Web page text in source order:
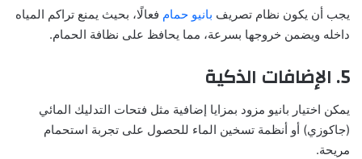
يجب أن يكون نظام تصريف بانيو حمام فعالًا، بحيث يمنع تراكم المياه
داخله ويضمن خروجها بسرعة، مما يحافظ على نظافة الحمام.
5. الإضافات الذكية
يمكن اختيار بانيو مزود بمزايا إضافية مثل فتحات التدليك المائي
(جاكوزي) أو أنظمة تسخين الماء للحصول على تجربة استحمام
مريحة.